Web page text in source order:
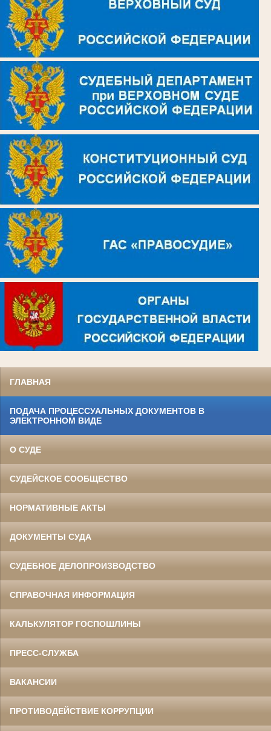
ГЛАВНАЯ
ПОДАЧА ПРОЦЕССУАЛЬНЫХ ДОКУМЕНТОВ В
ЭЛЕКТРОННОМ ВИДЕ
О СУДЕ
СУДЕЙСКОЕ СООБЩЕСТВО
НОРМАТИВНЫЕ АКТЫ
ДОКУМЕНТЫ СУДА
СУДЕБНОЕ ДЕЛОПРОИЗВОДСТВО
СПРАВОЧНАЯ ИНФОРМАЦИЯ
КАЛЬКУЛЯТОР ГОСПОШЛИНЫ
ПРЕСС-СЛУЖБА
ВАКАНСИИ
ПРОТИВОДЕЙСТВИЕ КОРРУПЦИИ